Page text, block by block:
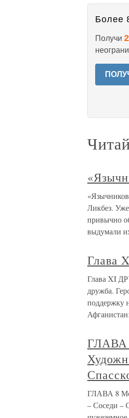
Более
Получи
Ликбез.
привычно
выдумали
Глава
Глава XI
дружба.
поддержку
ГЛАВА
ГЛАВА 8
– Соседи –